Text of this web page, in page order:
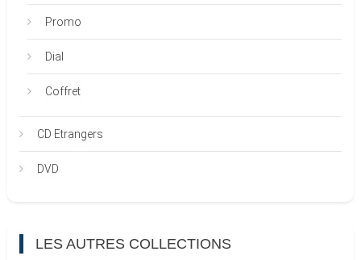
Promo
Dial
Coffret
CD Etrangers
DVD
LES AUTRES COLLECTIONS